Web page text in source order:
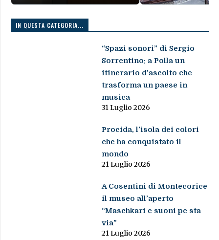
IN QUESTA CATEGORIA...
“Spazi sonori” di Sergio
Sorrentino: a Polla un
itinerario d’ascolto che
trasforma un paese in
musica
31 Luglio 2026
Procida, l’isola dei colori
che ha conquistato il
mondo
21 Luglio 2026
A Cosentini di Montecorice
il museo all’aperto
“Maschkari e suoni pe sta
via”
21 Luglio 2026